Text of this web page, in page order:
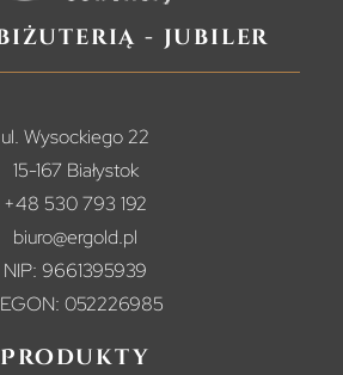
- jubiler
ul. Wysockiego 22
15-167 Białystok
+48 530 793 192
biuro@ergold.pl
NIP: 9661395939
052226985
Produkty